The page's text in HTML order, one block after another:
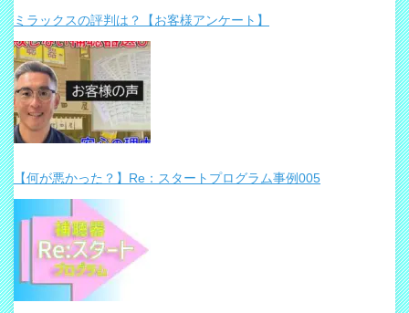
ミラックスの評判は？【お客様アンケート】
【何が悪かった？】Re：スタートプログラム事例005